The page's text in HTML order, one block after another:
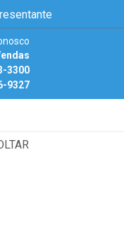
3300
9327